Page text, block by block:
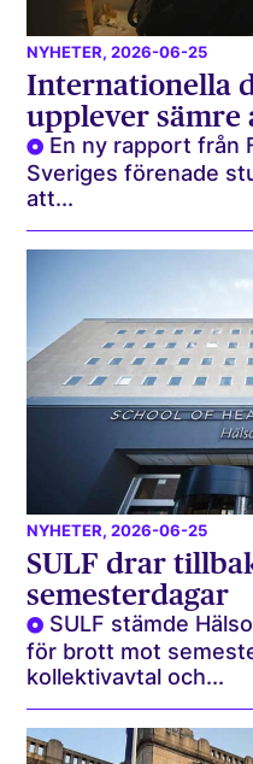
NYHETER, 2026-06-25
Internationella
upplever sämre
En ny rapport från
Sveriges förenade
att...
NYHETER, 2026-06-25
SULF drar
semesterdagar
SULF stämde
för brott mot
kollektivavtal och...